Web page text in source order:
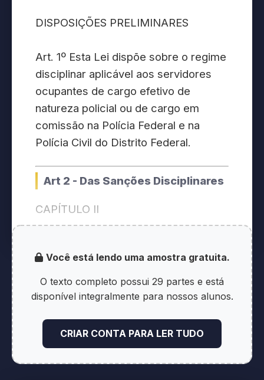
DISPOSIÇÕES PRELIMINARES
Art. 1º Esta Lei dispõe sobre o regime
disciplinar aplicável aos servidores
ocupantes de cargo efetivo de
natureza policial ou de cargo em
comissão na Polícia Federal e na
Polícia Civil do Distrito Federal.
Art 2 - Das Sanções Disciplinares
CAPÍTULO II
DISCIPLINARES
Seção I
Das Sanções Disciplinares
Art. 2º São sanções disciplinares:
Você está lendo uma amostra gratuita.
O texto completo possui 29 partes e está
disponível integralmente para nossos alunos.
CRIAR CONTA PARA LER TUDO